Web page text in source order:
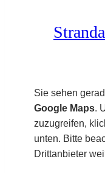
Sie sehen
Google Maps.
zuzugreifen,
unten. Bitte
Drittanbieter